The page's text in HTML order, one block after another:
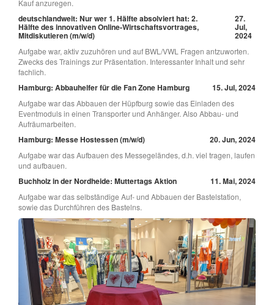
Kauf anzuregen.
deutschlandweit: Nur wer 1. Hälfte absolviert hat: 2.
Hälfte des innovativen Online-Wirtschaftsvortrages,
Mitdiskutieren (m/w/d)
27.
Jul,
2024
Aufgabe war, aktiv zuzuhören und auf BWL/VWL Fragen antzuworten.
Zwecks des Trainings zur Präsentation. Interessanter Inhalt und sehr
fachlich.
Hamburg: Abbauhelfer für die Fan Zone Hamburg 15. Jul, 2024
Aufgabe war das Abbauen der Hüpfburg sowie das Einladen des
Eventmoduls in einen Transporter und Anhänger. Also Abbau- und
Aufräumarbeiten.
Hamburg: Messe Hostessen (m/w/d) 20. Jun, 2024
Aufgabe war das Aufbauen des Messegeländes, d.h. viel tragen, laufen
und aufbauen.
Buchholz in der Nordheide: Muttertags Aktion 11. Mai, 2024
Aufgabe war das selbständige Auf- und Abbauen der Bastelstation,
sowie das Durchführen des Bastelns.